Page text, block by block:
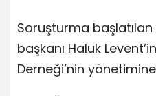
Soruşturma
başkanı Haluk
Derneği’nin